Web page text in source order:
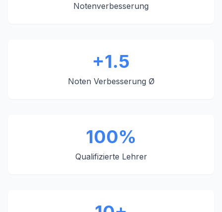
Notenverbesserung
+1.5
Noten Verbesserung Ø
100%
Qualifizierte Lehrer